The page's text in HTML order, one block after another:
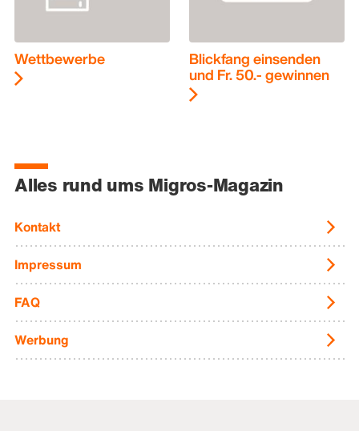
Wettbewerbe Blickfang einsenden
und Fr. 50.- gewinnen
Alles rund ums Migros-Magazin
Kontakt
Impressum
FAQ
Werbung